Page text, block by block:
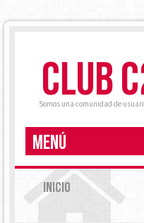
CLUB
Somos una comunidad de
MENÚ
INICIO